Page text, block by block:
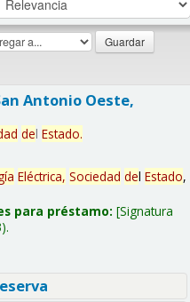
Antonio Oeste,
del Estado.
Eléctrica, Sociedad del Estado,
para préstamo: Signatura